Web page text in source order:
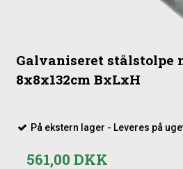
Galvaniseret stålstolpe
8x8x132cm BxLxH
På ekstern lager - Leveres på
561,00 DKK